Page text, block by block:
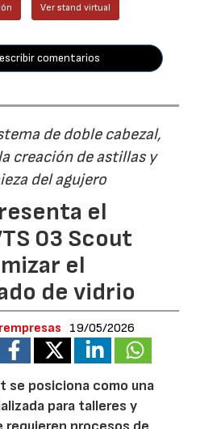
Ver stand virtual
comentarios
de doble cabezal,
creación de astillas y
del agujero
el
03 Scout
el
de vidrio
19/05/2026
se posiciona como una
para talleres y